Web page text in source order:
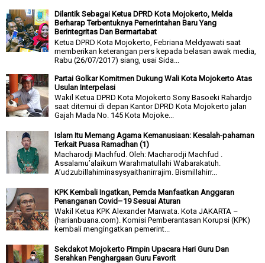
Dilantik Sebagai Ketua DPRD Kota Mojokerto, Melda
Berharap Terbentuknya Pemerintahan Baru Yang
Berintegritas Dan Bermartabat
Ketua DPRD Kota Mojokerto, Febriana Meldyawati saat
memberikan keterangan pers kepada belasan awak media,
Rabu (26/07/2017) siang, usai Sida...
Partai Golkar Komitmen Dukung Wali Kota Mojokerto Atas
Usulan Interpelasi
Wakil Ketua DPRD Kota Mojokerto Sony Basoeki Rahardjo
saat ditemui di depan Kantor DPRD Kota Mojokerto jalan
Gajah Mada No. 145 Kota Mojoke...
Islam Itu Memang Agama Kemanusiaan: Kesalah-pahaman
Terkait Puasa Ramadhan (1)
Macharodji Machfud. Oleh: Macharodji Machfud .
Assalamu’alaikum Warahmatullahi Wabarakatuh.
A’udzubillahiminasysyaithanirrajim. Bismillahirr...
KPK Kembali Ingatkan, Pemda Manfaatkan Anggaran
Penanganan Covid–19 Sesuai Aturan
Wakil Ketua KPK Alexander Marwata. Kota JAKARTA –
(harianbuana.com). Komisi Pemberantasan Korupsi (KPK)
kembali mengingatkan pemerint...
Sekdakot Mojokerto Pimpin Upacara Hari Guru Dan
Serahkan Penghargaan Guru Favorit